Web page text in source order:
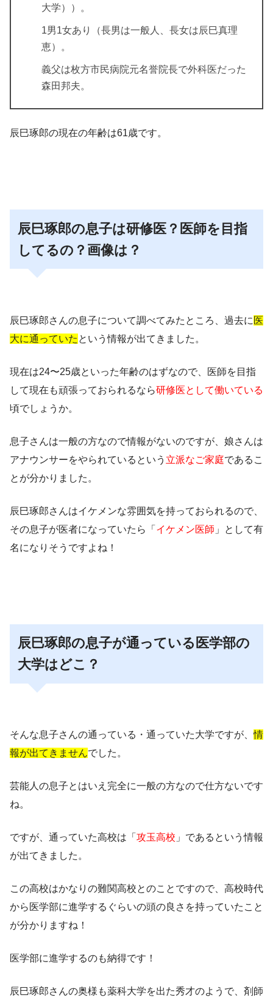
大学））。
1男1女あり（長男は一般人、長女は辰巳真理
恵）。
義父は枚方市民病院元名誉院長で外科医だった
森田邦夫。
辰巳琢郎の現在の年齢は61歳です。
辰巳琢郎の息子は研修医？医師を目指
してるの？画像は？
辰巳琢郎さんの息子について調べてみたところ、過去に 医
大に通っていた という情報が出てきました。
現在は24〜25歳といった年齢のはずなので、医師を目指
して現在も頑張っておられるなら研修医として働いている
頃でしょうか。
息子さんは一般の方なので情報がないのですが、 娘さんは
アナウンサーをやられている という 立派なご家庭であるこ
とが分かりました。
辰巳琢郎さんはイケメンな雰囲気を持っておられるので、
その息子が医者になっていたら「 イケメン医師 」として有
名になりそうですよね！
辰巳琢郎の息子が通っている医学部の
大学はどこ？
そんな息子さんの通っている・通っていた大学ですが、情
報が出てきませんでした。
芸能人の息子とはいえ完全に一般の方なので仕方ないです
ね。
ですが、通っていた高校は「 攻玉高校 」であるという情報
が出てきました。
この高校はかなりの難関高校とのことですので、高校時代
から医学部に進学するぐらいの頭の良さを持っていたこと
が分かりますね！
医学部に進学するのも納得です！
辰巳琢郎さんの奥様も薬科大学を出た秀才のようで、剤師